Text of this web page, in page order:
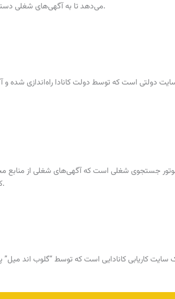
می‌دهد تا به آگهی‌های شغلی دسترسی داشته باشند و از مشاوره‌های شغلی استفاده کنند.
کاربران امکان می‌دهد تا شغل مورد نظر خود را پیدا کنند.